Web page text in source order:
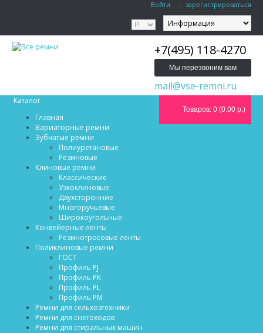
Войти зарегистрироваться
+7(495) 118-4270
Мы перезвоним вам
mail@vse-remni.ru
Каталог
Товаров: 0 (0.00 р.)
Главная
Вариаторные ремни
Зубчатые ремни
Полиуретановые
Резиновые
Клиновые ремни
Классические
Узкоклиновые
Двухсторонние
Многоручьевые
Широкоугольные
Конвейерные ленты
Резинотросовые ленты
Поликлиновые ремни
ГОСТ
Профиль PJ
Профиль PK
Профиль PL
Профиль PM
Ремни для сельхозтехники
Ремни для снегоходов
Ремни для стиральных машин